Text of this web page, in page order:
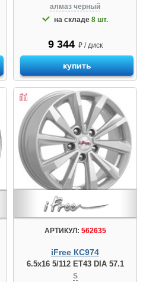
алмаз черный
на складе 8 шт.
9 344 ₽ / диск
купить
АРТИКУЛ: 562635
iFree КС974
6.5x16 5/112 ET43 DIA 57.1
S